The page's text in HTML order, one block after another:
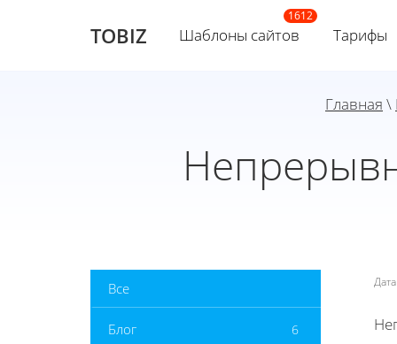
TOBIZ Шаблоны сайтов Тарифы
Главная \
Все
Блог 6